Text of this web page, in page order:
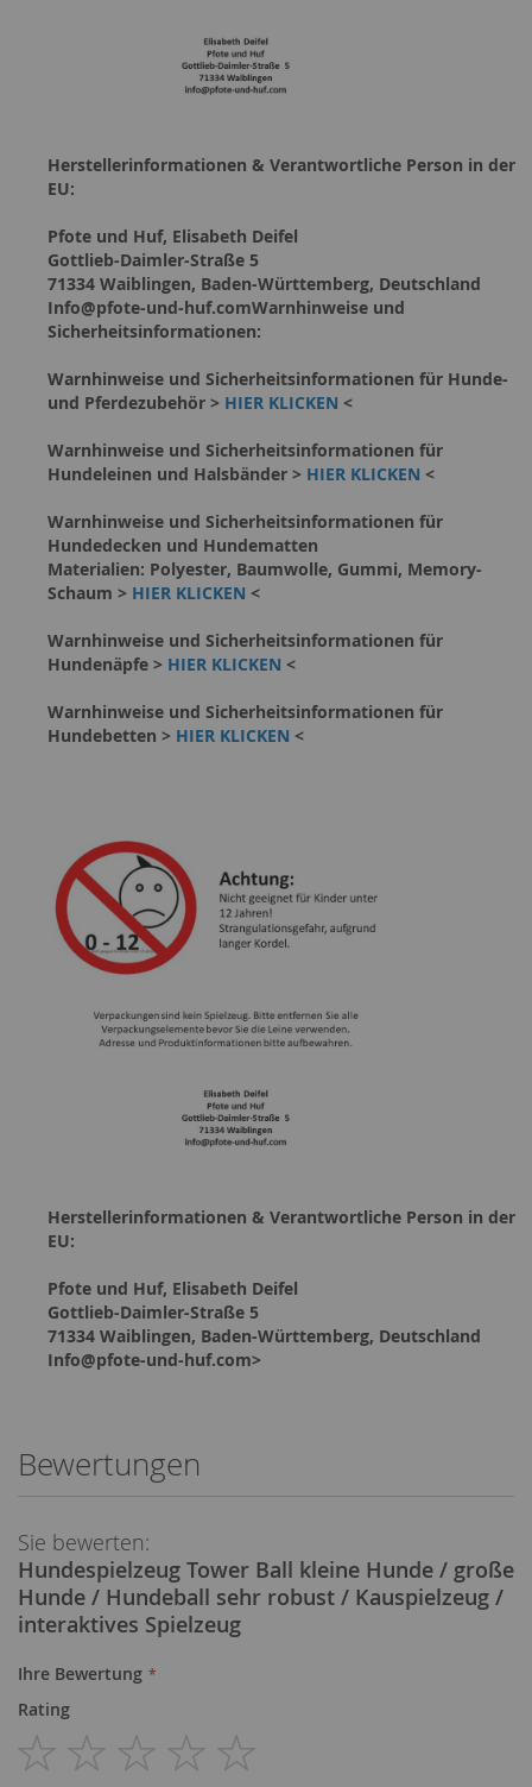
Herstellerinformationen & Verantwortliche Person in der
EU:
Pfote und Huf, Elisabeth Deifel
Gottlieb-Daimler-Straße 5
71334 Waiblingen, Baden-Württemberg, Deutschland
Info@pfote-und-huf.comWarnhinweise und
Sicherheitsinformationen:
Warnhinweise und Sicherheitsinformationen für Hunde-
und Pferdezubehör > HIER KLICKEN <
Warnhinweise und Sicherheitsinformationen für
Hundeleinen und Halsbänder > HIER KLICKEN <
Warnhinweise und Sicherheitsinformationen für
Hundedecken und Hundematten
Materialien: Polyester, Baumwolle, Gummi, Memory-
Schaum > HIER KLICKEN <
Warnhinweise und Sicherheitsinformationen für
Hundenäpfe > HIER KLICKEN <
Warnhinweise und Sicherheitsinformationen für
Hundebetten > HIER KLICKEN <
Herstellerinformationen & Verantwortliche Person in der
EU:
Pfote und Huf, Elisabeth Deifel
Gottlieb-Daimler-Straße 5
71334 Waiblingen, Baden-Württemberg, Deutschland
Info@pfote-und-huf.com>
Bewertungen
Sie bewerten:
Hundespielzeug Tower Ball kleine Hunde / große
Hunde / Hundeball sehr robust / Kauspielzeug /
interaktives Spielzeug
Ihre Bewertung
Rating